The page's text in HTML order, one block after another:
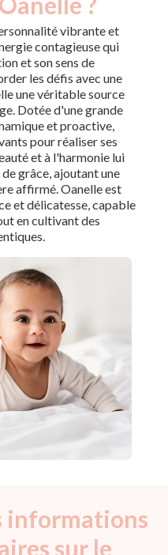
vibrante et
contagieuse qui
et son sens de
les défis avec une
une véritable source
Dotée d'une grande
et proactive,
pour réaliser ses
et à l'harmonie lui
grâce, ajoutant une
affirmé. Oanelle est
et délicatesse, capable
en cultivant des
informations
sur le